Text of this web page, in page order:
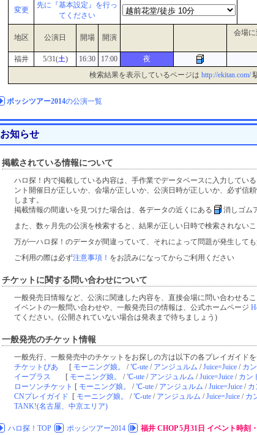
変更
先に『基本設定』を行っ
てください
地区 公演日 開場 開演
会場
福井 5/31(土) 16:30 17:00
夜
検索結果を表示しているページは http://ekitan.com/
ポッシツアー2014の公演一覧
お知らせ
掲載されている情報について
ハロ探！内で掲載している内容は、手作業でデータベースに入力してい
ント開催日が正しいか、会場が正しいか、公演日時が正しいか、必ず信
します。
掲載情報の間違いを見つけた場合は、各データの近くにある
消しゴム
また、数ヶ月先の公演を検索すると、結果が正しい日時で検索されない
万が一ハロ探！のデータが間違っていて、それによって問題が発生して
ご利用の際は必ず注意事項！ をお読みになってからご利用ください
チケットに関する問い合わせについて
一般発売日情報など、公演に関連した内容を、直接会場に問い合わせるこ
イベントの一般問い合わせや、一般発売日の情報は、公式ホームページ
てください。(公開されていない場合は発表まで待ちましょう)
一般発売のチケット情報
一般先行、一般発売中のチケットをお探しの方は以下の各プレイガイドを
チケットぴあ [ モーニング娘。 /℃-ute / アンジュルム /Juice=Juice / カ
イープラス [ モーニング娘。 /℃-ute / アンジュルム /Juice=Juice / カン
ローソンチケット [ モーニング娘。 /℃-ute / アンジュルム /Juice=Juice / カ
CNプレイガイド [ モーニング娘。 /℃-ute / アンジュルム /Juice=Juice / カ
TANK!(名古屋、中京エリア)
ハロ探！TOP ポッシツアー2014 福井 CHOP 5月31日 イベント時刻